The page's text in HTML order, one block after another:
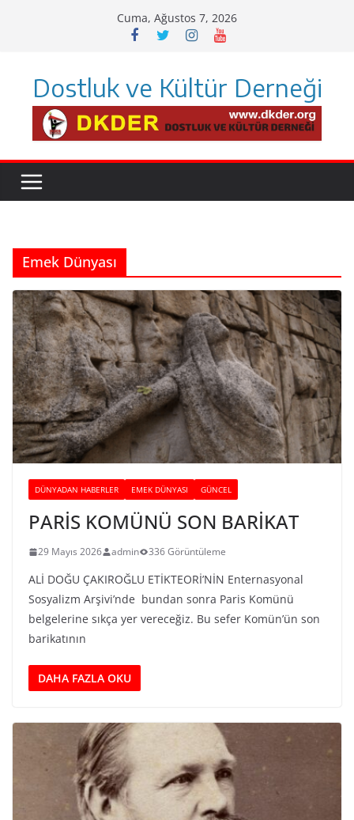
Cuma, Ağustos 7, 2026
Dostluk ve Kültür Derneği
Emek Dünyası
DÜNYADAN HABERLER EMEK DÜNYASI GÜNCEL
PARİS KOMÜNÜ SON BARİKAT
29 Mayıs 2026 admin 336 Görüntüleme
ALİ DOĞU ÇAKIROĞLU ETİKTEORİ’NİN Enternasyonal
Sosyalizm Arşivi’nde bundan sonra Paris Komünü
belgelerine sıkça yer vereceğiz. Bu sefer Komün’ün son
barikatının
DAHA FAZLA OKU